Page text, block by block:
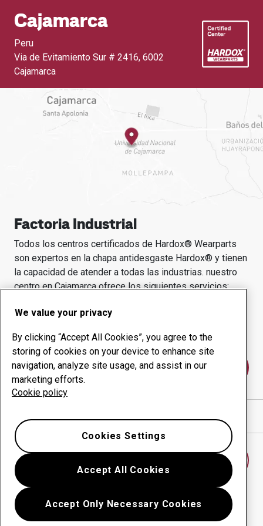
Cajamarca
Peru
Via de Evitamiento Sur # 2416, 6002
Cajamarca
Factoria Industrial
Todos los centros certificados de Hardox® Wearparts
son expertos en la chapa antidesgaste Hardox® y tienen
la capacidad de atender a todas las industrias. nuestro
centro enCajamarcaofrece los siguientes servicios:
Productos de desgaste
Gestión inteligente
Producción interna
Póngase en contacto con nosotros
Volver
We value your privacy
By clicking “Accept All Cookies”, you agree to the
storing of cookies on your device to enhance site
navigation, analyze site usage, and assist in our
marketing efforts.
Cookie policy
Accept All Cookies
Accept Only Necessary Cookies
Cookies Settings